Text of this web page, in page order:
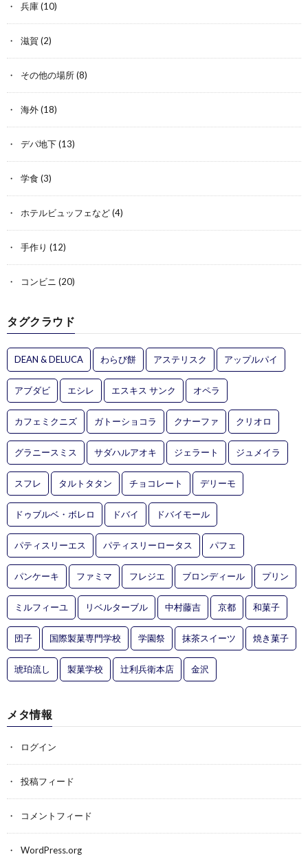
兵庫(10)
滋賀 (2)
その他の場所(8)
海外(18)
デパ地下(13)
学食 (3)
ホテルビュッフェなど(4)
手作り (12)
コンビニ (20)
タグクラウド
DEAN & DELUCA わらび餅 アステリスク アップルパイ
アブダビ エシレ エスキス サンク オペラ
カフェミクニズ ガトーショコラ クナーファ クリオロ
グラニースミス サダハルアオキ ジェラート ジュメイラ
スフレ タルトタタン チョコレート デリーモ
ドゥブルベ・ボレロ ドバイ ドバイモール
パティスリーエス パティスリーロータス パフェ
パンケーキ ファミマ フレジエ ブロンディール プリン
ミルフィーユ リベルターブル 中村藤吉 京都 和菓子
団子 国際製菓専門学校 学園祭 抹茶スイーツ 焼き菓子
琥珀流し 製菓学校 辻利兵衛本店 金沢
メタ情報
ログイン
投稿フィード
コメントフィード
WordPress.org